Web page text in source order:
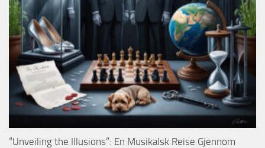
“Unveiling the Illusions”: En Musikalsk Reise Gjennom